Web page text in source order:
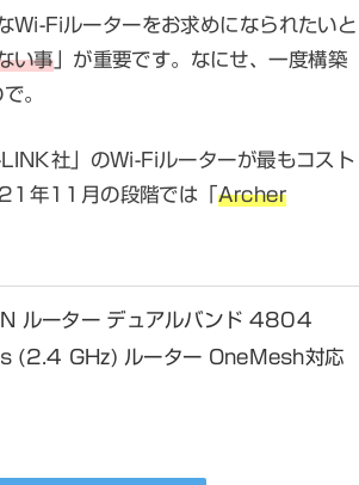
Wi-Fiルーターをお求めになられたいと
い事」が重要です。なにせ、一度構築
。
社」のWi-Fiルーターが最もコスト
年11月の段階では「Archer
ルーター デュアルバンド 4804
GHz) ルーター OneMesh対応